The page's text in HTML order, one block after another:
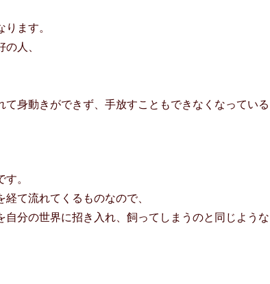
ます。
人、
身動きができず、手放すこともできなくなっている
。
て流れてくるものなので、
分の世界に招き入れ、飼ってしまうのと同じような